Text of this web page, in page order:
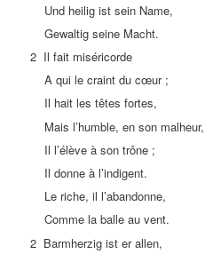
Und heilig ist sein Name,
Gewaltig seine Macht.
2 Il fait miséricorde
A qui le craint du cœur ;
Il hait les têtes fortes,
Mais l’humble, en son malheur,
Il l’élève à son trône ;
Il donne à l’indigent.
Le riche, il l’abandonne,
Comme la balle au vent.
2 Barmherzig ist er allen,